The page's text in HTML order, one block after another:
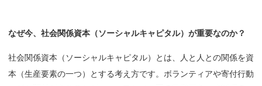
なぜ今、 社会関係資本 （ソーシャルキャピタル）が重要なのか？
社会関係資本（ソーシャルキャピタル）とは、人と人との関係を資
本（生産要素の一つ）とする考え方です。ボランティアや寄付行動